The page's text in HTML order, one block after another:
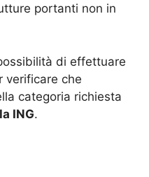
portanti non in
di effettuare
verificare che
categoria richiesta
ING.